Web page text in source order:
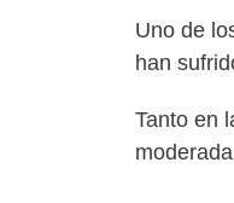
Uno de
han
Tanto en